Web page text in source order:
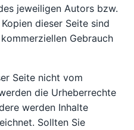
jeweiligen Autors bzw.
dieser Seite sind
Gebrauch
Seite nicht vom
die Urheberrechte
werden Inhalte
Sollten Sie